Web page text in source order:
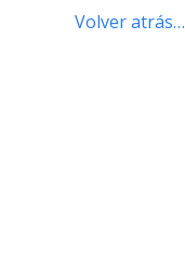
Volver atrás…